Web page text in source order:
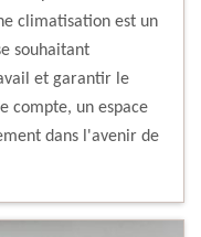
climatisation est un
souhaitant
et garantir le
compte, un espace
dans l'avenir de